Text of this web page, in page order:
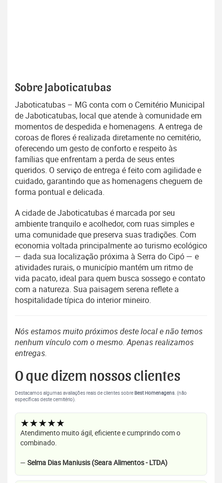
Sobre Jaboticatubas
Jaboticatubas – MG conta com o Cemitério Municipal
de Jaboticatubas, local que atende à comunidade em
momentos de despedida e homenagens. A entrega de
coroas de flores é realizada diretamente no cemitério,
oferecendo um gesto de conforto e respeito às
famílias que enfrentam a perda de seus entes
queridos. O serviço de entrega é feito com agilidade e
cuidado, garantindo que as homenagens cheguem de
forma pontual e delicada.
A cidade de Jaboticatubas é marcada por seu
ambiente tranquilo e acolhedor, com ruas simples e
uma comunidade que preserva suas tradições. Com
economia voltada principalmente ao turismo ecológico
— dada sua localização próxima à Serra do Cipó — e
atividades rurais, o município mantém um ritmo de
vida pacato, ideal para quem busca sossego e contato
com a natureza. Sua paisagem serena reflete a
hospitalidade típica do interior mineiro.
Nós estamos muito próximos deste local e não temos
nenhum vínculo com o mesmo. Apenas realizamos
entregas.
O que dizem nossos clientes
Destacamos algumas avaliações reais de clientes sobreBest Homenagens. (não
específicas deste cemitério).
★★★★★
Atendimento muito ágil, eficiente e cumprindo com o
combinado.
— Selma Dias Maniusis (Seara Alimentos - LTDA)